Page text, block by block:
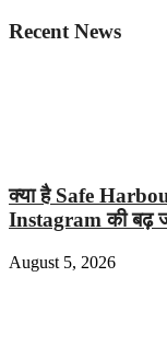
Recent News
क्या है Safe
Instagram की बढ़
August 5, 2026